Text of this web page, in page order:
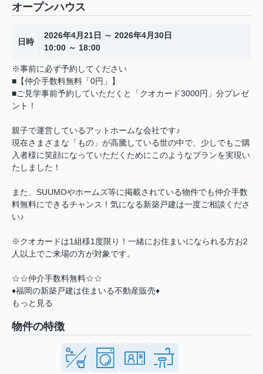
オープンハウス
日時
2026年4月21日 ～ 2026年4月30日
10:00 ～ 18:00
※事前に必ず予約してください
■【仲介手数料無料「0円」】
■ご見学事前予約していただくと「クオカード3000円」分プレゼ
ント！
親子で運営しているアットホームな会社です♪
現在さまざまな「もの」が高騰している世の中で、少しでもご購
入者様に笑顔になっていただくためにこのようなプランを実現い
たしました！
また、SUUMOやホームズ等に掲載されている物件でも仲介手数
料無料にできるチャンス！気になる新築戸建は一度ご相談くださ
い♪
※クオカードは1組様1度限り！一緒にお住まいになられる方お2
人以上でご来場の方が対象です。
☆☆仲介手数料無料☆☆
♦福岡の新築戸建は住まいる不動産販売♦
もっと見る
物件の特徴